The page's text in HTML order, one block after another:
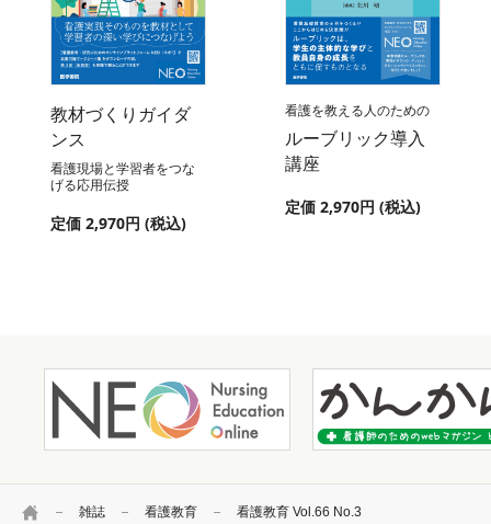
HOME 雑誌 看護教育 看護教育 Vol.66 No.3
教材づくりガイダ
ンス
看護現場と学習者をつな
げる応用伝授
定価 2,970円 (税込)
看護を教える人のための
ルーブリック導入
講座
定価 2,970円 (税込)